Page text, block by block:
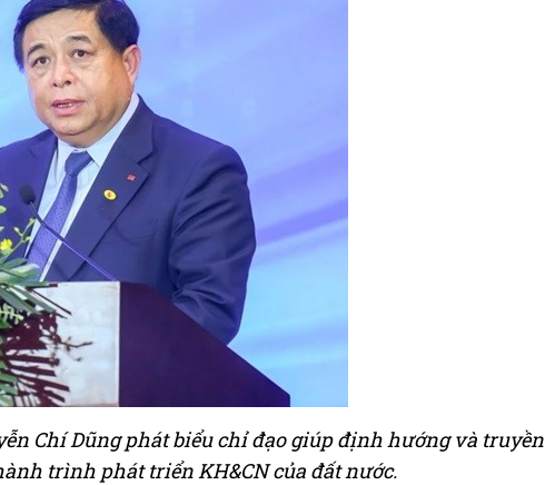
Chí Dũng phát biểu chỉ đạo giúp định hướng và truyền
trình phát triển KH&CN của đất nước.